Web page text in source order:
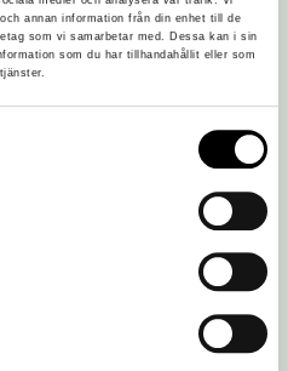
annan information från din enhet till de
som vi samarbetar med. Dessa kan i sin
som du har tillhandahållit eller som